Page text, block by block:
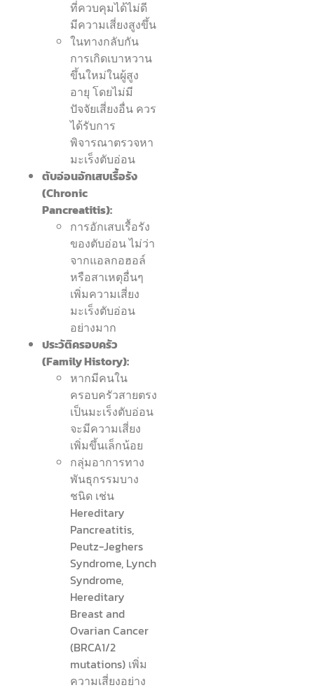
ที่ควบคุมได้ไม่ดี
มีความเสี่ยงสูงขึ้น
ในทางกลับกัน
การเกิดเบาหวาน
ขึ้นใหม่ในผู้สูง
อายุ โดยไม่มี
ปัจจัยเสี่ยงอื่น ควร
ได้รับการ
พิจารณาตรวจหา
มะเร็งตับอ่อน
ตับอ่อนอักเสบเรื้อรัง
(Chronic
Pancreatitis):
การอักเสบเรื้อรัง
ของตับอ่อน ไม่ว่า
จากแอลกอฮอล์
หรือสาเหตุอื่นๆ
เพิ่มความเสี่ยง
มะเร็งตับอ่อน
อย่างมาก
ประวัติครอบครัว
(Family History):
หากมีคนใน
ครอบครัวสายตรง
เป็นมะเร็งตับอ่อน
จะมีความเสี่ยง
เพิ่มขึ้นเล็กน้อย
กลุ่มอาการทาง
พันธุกรรมบาง
ชนิด เช่น
Hereditary
Pancreatitis,
Peutz-Jeghers
Syndrome, Lynch
Syndrome,
Hereditary
Breast and
Ovarian Cancer
(BRCA1/2
mutations) เพิ่ม
ความเสี่ยงอย่าง